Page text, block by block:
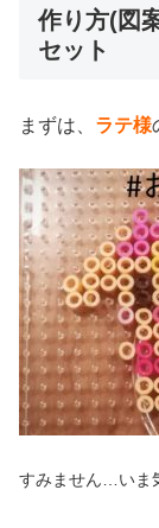
作り方(図
セット
まずは、 ラテ様
すみません…いま